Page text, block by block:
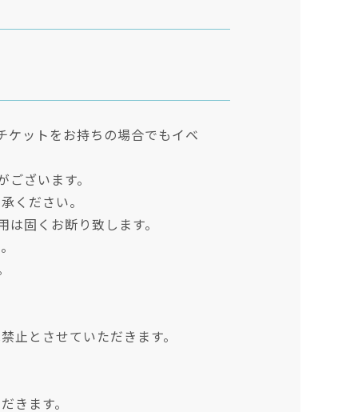
ケットをお持ちの場合でもイベ
ざいます。
ください。
固くお断り致します。
止とさせていただきます。
きます。